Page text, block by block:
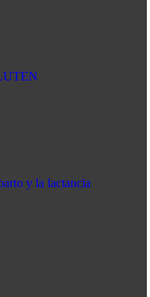
y la lactancia